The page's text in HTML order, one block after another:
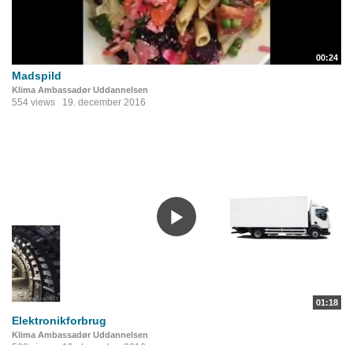
00:24
Madspild
Klima Ambassadør Uddannelsen
554 views 19. december 2016
01:18
Elektronikforbrug
Klima Ambassadør Uddannelsen